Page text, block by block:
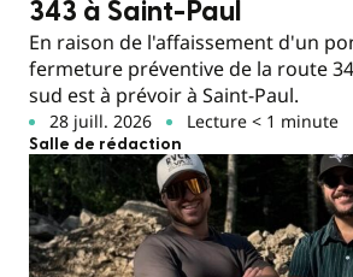
343 à Saint-Paul
En raison de l'affaissement d'un
fermeture préventive de la route
sud est à prévoir à Saint-Paul.
28 juill. 2026 Lecture < 1 minute
Salle de rédaction